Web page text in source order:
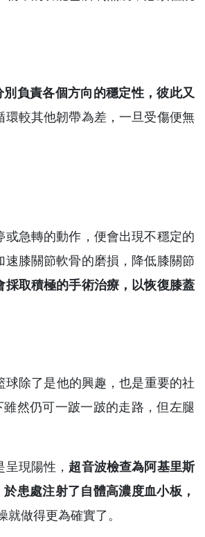
負責各個方向的穩定性，彼此又
較其他韌帶為差，一旦受傷便無
急轉的動作，便會出現不穩定的
膝關節軟骨的磨損，降低膝關節
取積極的手術治療，以恢復膝蓋
除了是他的興趣，也是重要的社
然仍可一跛一跛的走路，但左腿
呈現陽性，超音波檢查為阿基里斯
患處注射了自體高濃度血小板，
做得更為確實了。